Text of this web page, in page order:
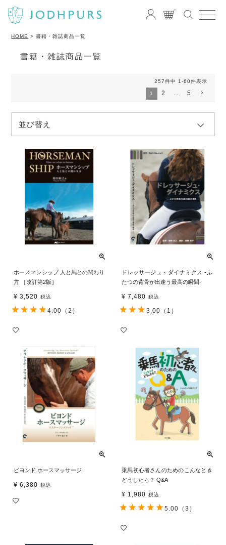
HOME 書籍・雑誌商品一覧
書籍・雑誌商品一覧
並び替え
257件中 1 -60件表示
1 2 5
ホースマンシップ 人と馬との関わり
方 ［改訂第2版］
¥ 3,520 税込
4.00 （2）
ドレッサージュ・ダイナミクス -ふ
たつの背骨が出逢う最高の瞬間-
¥ 7,480 税込
3.00 （1）
ビヨンド ホースマッサージ
¥ 6,380 税込
乗馬初心者さんのためのこんなとき
どうしたら？ Q&A
¥ 1,980 税込
5.00 （3）